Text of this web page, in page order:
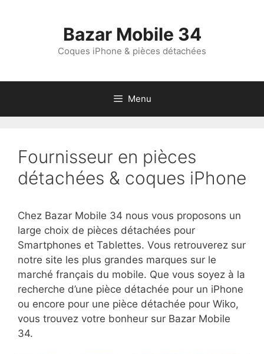
Bazar Mobile 34
Coques iPhone & pièces détachées
Menu
Fournisseur en pièces
détachées & coques iPhone
Chez Bazar Mobile 34 nous vous proposons un
large choix de pièces détachées pour
Smartphones et Tablettes. Vous retrouverez sur
notre site les plus grandes marques sur le
marché français du mobile. Que vous soyez à la
recherche d’une pièce détachée pour un iPhone
ou encore pour une pièce détachée pour Wiko,
vous trouvez votre bonheur sur Bazar Mobile
34.